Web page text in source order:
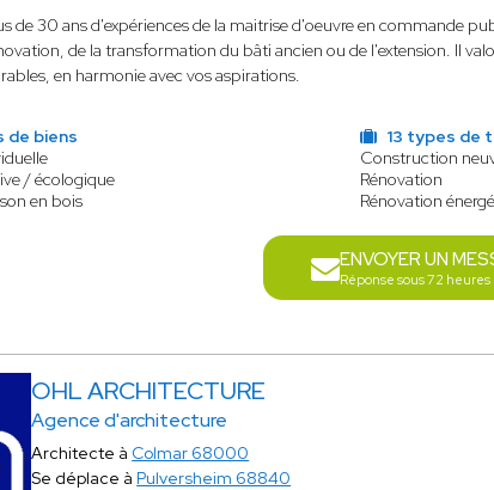
de 30 ans d'expériences de la maitrise d'oeuvre en commande
de la transformation du bâti ancien ou de l'extension. Il
en harmonie avec vos aspirations.
de biens
/ écologique
en bois
13 types de
Construction
Rénovation
Rénovation
ENVOYER UN
Réponse sous 72 heures
OHL ARCHITECTURE
Agence d'architecture
Architecte à Colmar 68000
Se déplace à Pulversheim 68840